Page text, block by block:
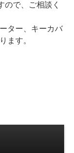
ので、ご相談く
ター、キーカバ
ます。